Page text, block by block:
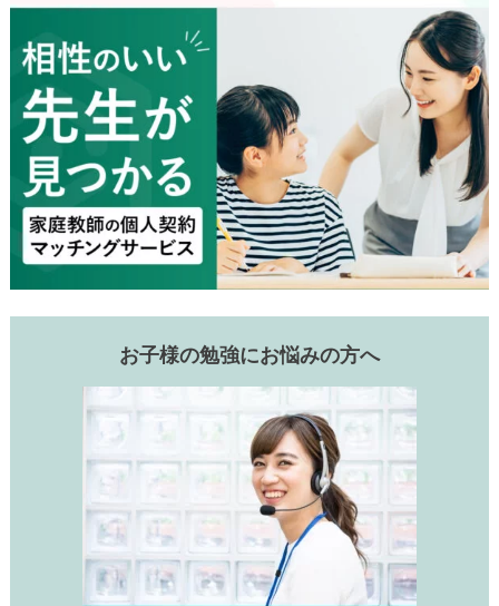
お子様の勉強にお悩みの方へ